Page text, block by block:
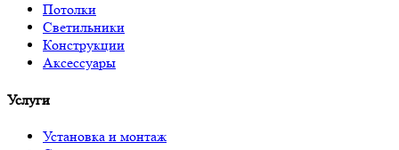
Потолки
Светильники
Конструкции
Аксессуары
Услуги
Установка и монтаж